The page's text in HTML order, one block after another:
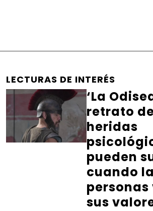
LECTURAS DE INTERÉS
‘La
retrato
heridas
pueden
cuando
sus